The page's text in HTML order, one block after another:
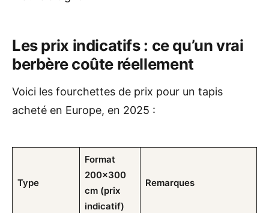
Les prix indicatifs : ce qu’un vrai
berbère coûte réellement
Voici les fourchettes de prix pour un tapis
acheté en Europe, en 2025 :
Type
Format
200×300
cm (prix
indicatif)
Remarques